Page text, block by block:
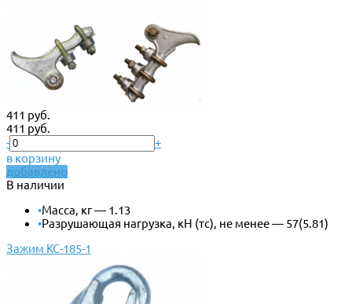
411 руб.
411 руб.
-
+
в корзину
добавлено
В наличии
•Масса, кг — 1.13
•Разрушающая нагрузка, кН (тс), не менее — 57(5.81)
Зажим КС-185-1